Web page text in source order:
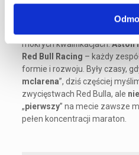
Norriswyrósł na specjalistę
mokrych kwalifikacjach.Aston
Red Bull Racing – każdy
formie i rozwoju. Były czasy,
mclarena”, dziś częściej
zwycięstwach Red Bulla, ale
„pierwszy” na mecie zawsze
pełen koncentracji maraton.